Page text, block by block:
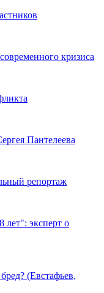
кризиса
Пантелеева
репортаж
лет": эксперт о
(Евстафьев,